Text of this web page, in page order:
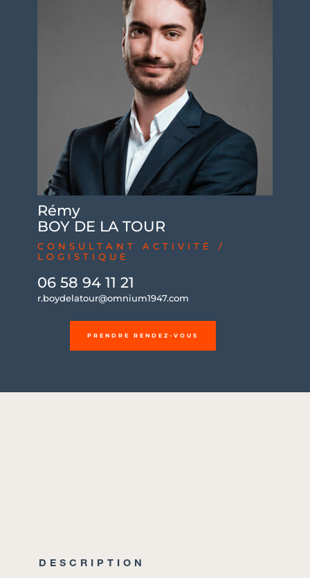
Rémy
BOY DE LA TOUR
CONSULTANT ACTIVITÉ /
LOGISTIQUE
06 58 94 11 21
r.boydelatour@omnium1947.com
PRENDRE RENDEZ-VOUS
DESCRIPTION